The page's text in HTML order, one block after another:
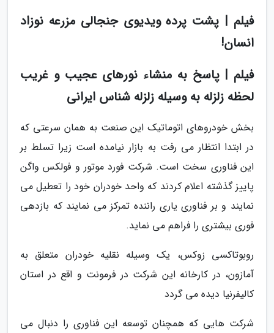
فیلم | پشت پرده ویدیوی جنجالی مزرعه نوزاد
انسان!
فیلم | پاسخ به منشاء نورهای عجیب و غریب
لحظه زلزله به وسیله زلزله شناس ایرانی
بخش خودروهای اتوماتیک این صنعت به همان سرعتی که
در ابتدا انتظار می رفت به بازار نیامده است زیرا تسلط بر
این فناوری سخت است. شرکت فورد موتور و فولکس واگن
پاییز گذشته اعلام کردند که واحد خودران خود را تعطیل می
نمایند و بر فناوری یاری راننده تمرکز می نمایند که بازدهی
فوری بیشتری را فراهم می نماید.
روبوتاکسی زوکس، یک وسیله نقلیه خودران متعلق به
آمازون، در کارخانه این شرکت در فرمونت و اقع در استان
کالیفرنیا دیده می گردد
شرکت هایی که همچنان توسعه این فناوری را دنبال می